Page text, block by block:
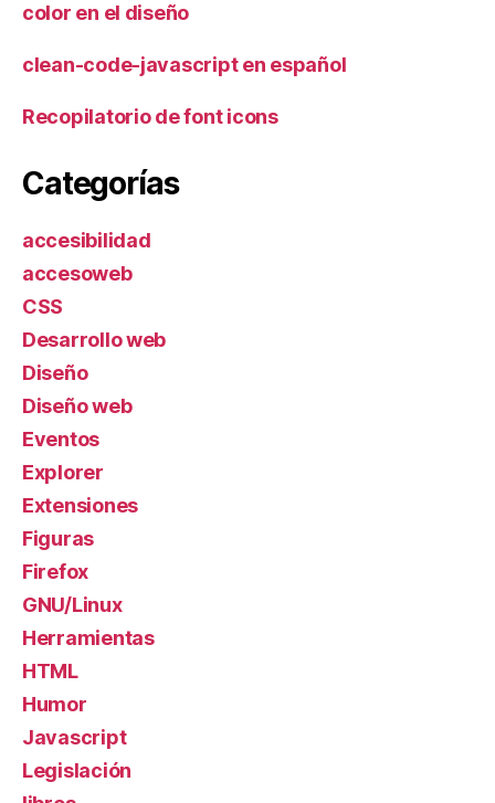
color en el diseño
clean-code-javascript en español
Recopilatorio de font icons
Categorías
accesibilidad
accesoweb
CSS
Desarrollo web
Diseño
Diseño web
Eventos
Explorer
Extensiones
Figuras
Firefox
GNU/Linux
Herramientas
HTML
Humor
Javascript
Legislación